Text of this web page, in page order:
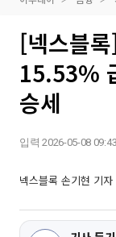
[넥스블
15.53%
승세
입력 2026-05-08 09:43
넥스블록 손기현 기자